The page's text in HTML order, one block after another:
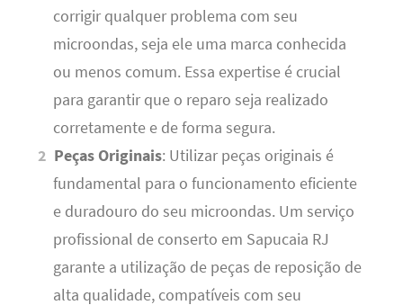
corrigir qualquer problema com seu
microondas, seja ele uma marca conhecida
ou menos comum. Essa expertise é crucial
para garantir que o reparo seja realizado
corretamente e de forma segura.
Peças Originais: Utilizar peças originais é
fundamental para o funcionamento eficiente
e duradouro do seu microondas. Um serviço
profissional de conserto em Sapucaia RJ
garante a utilização de peças de reposição de
alta qualidade, compatíveis com seu